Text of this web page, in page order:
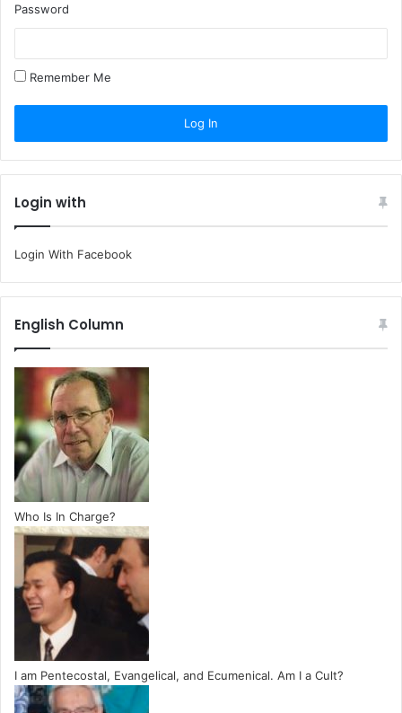
Password
Remember Me
Login with
Login With Facebook
English Column
Who Is In Charge?
I am Pentecostal, Evangelical, and Ecumenical. Am I a Cult?